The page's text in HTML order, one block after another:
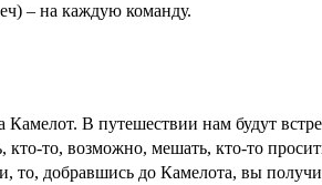
– на каждую команду.
В путешествии нам будут
то, возможно, мешать, кто-то
добравшись до Камелота, вы